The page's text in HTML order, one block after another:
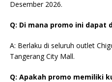
Desember 2026.
Q: Di mana promo ini dapat
A: Berlaku di seluruh outlet
Tangerang City Mall.
Q: Apakah promo memiliki